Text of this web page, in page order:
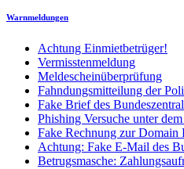
Warnmeldungen
Achtung Einmietbetrüger!
Vermisstenmeldung
Meldescheinüberprüfung
Fahndungsmitteilung der
Fake Brief des
Phishing Versuche unter
Fake Rechnung zur Domain
Achtung: Fake E-Mail des
Betrugsmasche: